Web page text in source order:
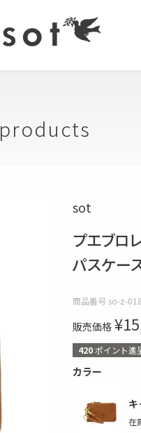
ステーショナリー
コインケース
カードケース
キーケース・キ
ステーショナリ
products
sot
プエブロ
パスケー
商品番号 so-z-
販売価格 ¥
420ポイント進
カラー
在